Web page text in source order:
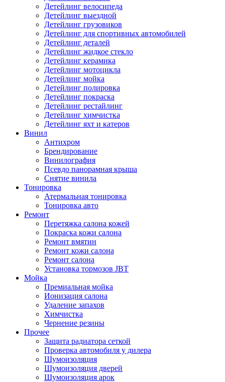
Детейлинг велосипеда
Детейлинг выездной
Детейлинг грузовиков
Детейлинг для спортивных автомобилей
Детейлинг деталей
Детейлинг жидкое стекло
Детейлинг керамика
Детейлинг мотоцикла
Детейлинг мойка
Детейлинг полировка
Детейлинг покраска
Детейлинг рестайлинг
Детейлинг химчистка
Детейлинг яхт и катеров
Винил
Антихром
Брендирование
Винилография
Псевдо панорамная крыша
Снятие винила
Тонировка
Атермальная тонировка
Тонировка авто
Ремонт
Перетяжка салона кожей
Покраска кожи салона
Ремонт вмятин
Ремонт кожи салона
Ремонт салона
Установка тормозов JBT
Мойка
Премиальная мойка
Ионизация салона
Удаление запахов
Химчистка
Чернение резины
Прочее
Защита радиатора сеткой
Проверка автомобиля у дилера
Шумоизоляция
Шумоизоляция дверей
Шумоизоляция арок